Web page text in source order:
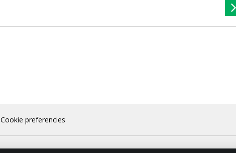
Cookie preferencies